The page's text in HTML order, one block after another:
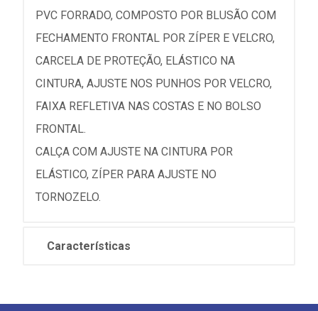
PVC FORRADO, COMPOSTO POR BLUSÃO COM
FECHAMENTO FRONTAL POR ZÍPER E VELCRO,
CARCELA DE PROTEÇÃO, ELÁSTICO NA
CINTURA, AJUSTE NOS PUNHOS POR VELCRO,
FAIXA REFLETIVA NAS COSTAS E NO BOLSO
FRONTAL.
CALÇA COM AJUSTE NA CINTURA POR
ELÁSTICO, ZÍPER PARA AJUSTE NO
TORNOZELO.
Características